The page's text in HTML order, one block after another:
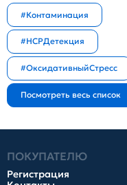
#Контаминация
#HCPДетекция
#ОксидативныйСтресс
ПОКУПАТЕЛЮ
Регистрация